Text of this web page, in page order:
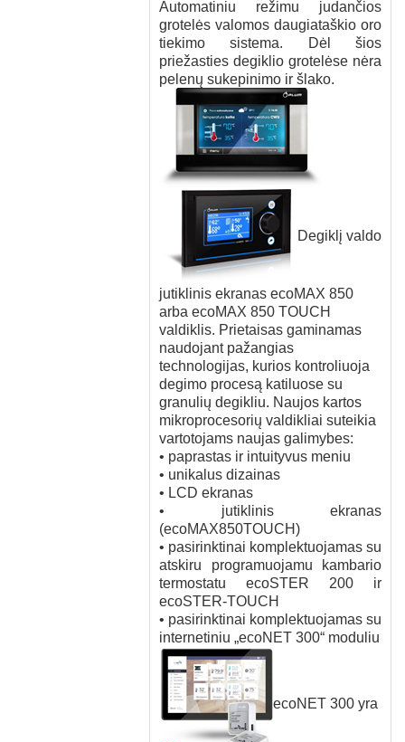
Automatiniu režimu judančios
grotelės valomos daugiataškio oro
tiekimo sistema. Dėl šios
priežasties degiklio grotelėse nėra
pelenų sukepinimo ir šlako.
Degiklį valdo
jutiklinis ekranas ecoMAX 850
arba ecoMAX 850 TOUCH
valdiklis. Prietaisas gaminamas
naudojant pažangias
technologijas, kurios kontroliuoja
degimo procesą katiluose su
granulių degikliu. Naujos kartos
mikroprocesorių valdikliai suteikia
vartotojams naujas galimybes:
• paprastas ir intuityvus meniu
• unikalus dizainas
• LCD ekranas
• jutiklinis ekranas
(ecoMAX850TOUCH)
• pasirinktinai komplektuojamas su
atskiru programuojamu kambario
termostatu ecoSTER 200 ir
ecoSTER-TOUCH
• pasirinktinai komplektuojamas su
internetiniu „ecoNET 300“ moduliu
ecoNET 300 yra